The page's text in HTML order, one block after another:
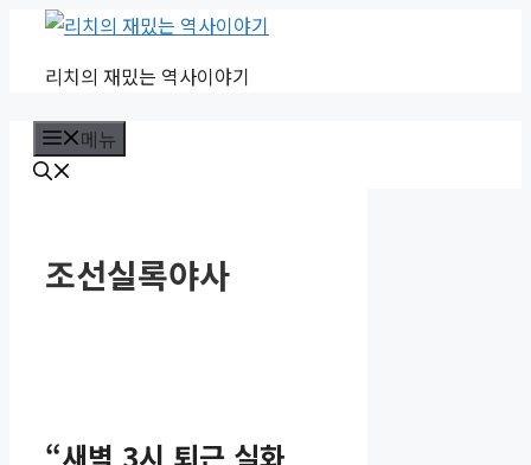
리치의 재밌는 역사이야기
메뉴
조선실록야사
“새벽 3시 퇴근 실화